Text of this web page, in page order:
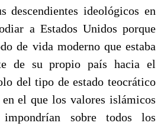
descendientes ideológicos en
a Estados Unidos porque
de vida moderno que estaba
de su propio país hacia el
del tipo de estado teocrático
el que los valores islámicos
impondrían sobre todos los